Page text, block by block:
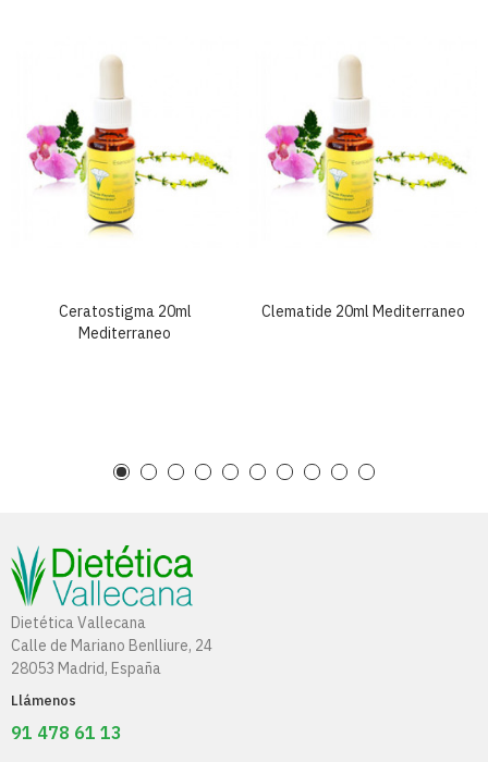
Ceratostigma 20ml
Mediterraneo
Clematide 20ml Mediterraneo
Dietética Vallecana
Calle de Mariano Benlliure, 24
28053 Madrid, España
Llámenos
91 478 61 13